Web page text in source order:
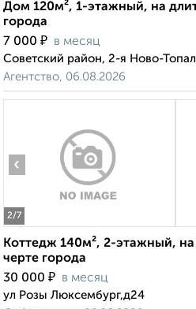
Дом 120м², 1-этажный, на
города
7 000 ₽ в месяц
Советский район, 2-я Ново-
Агентство, 06.08.2026
2/7
‹
Коттедж 140м², 2-этажный,
черте города
30 000 ₽ в месяц
ул Розы Люксембург,д24